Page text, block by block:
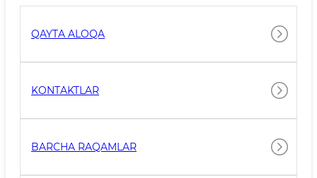
QAYTA ALOQA
KONTAKTLAR
BARCHA RAQAMLAR